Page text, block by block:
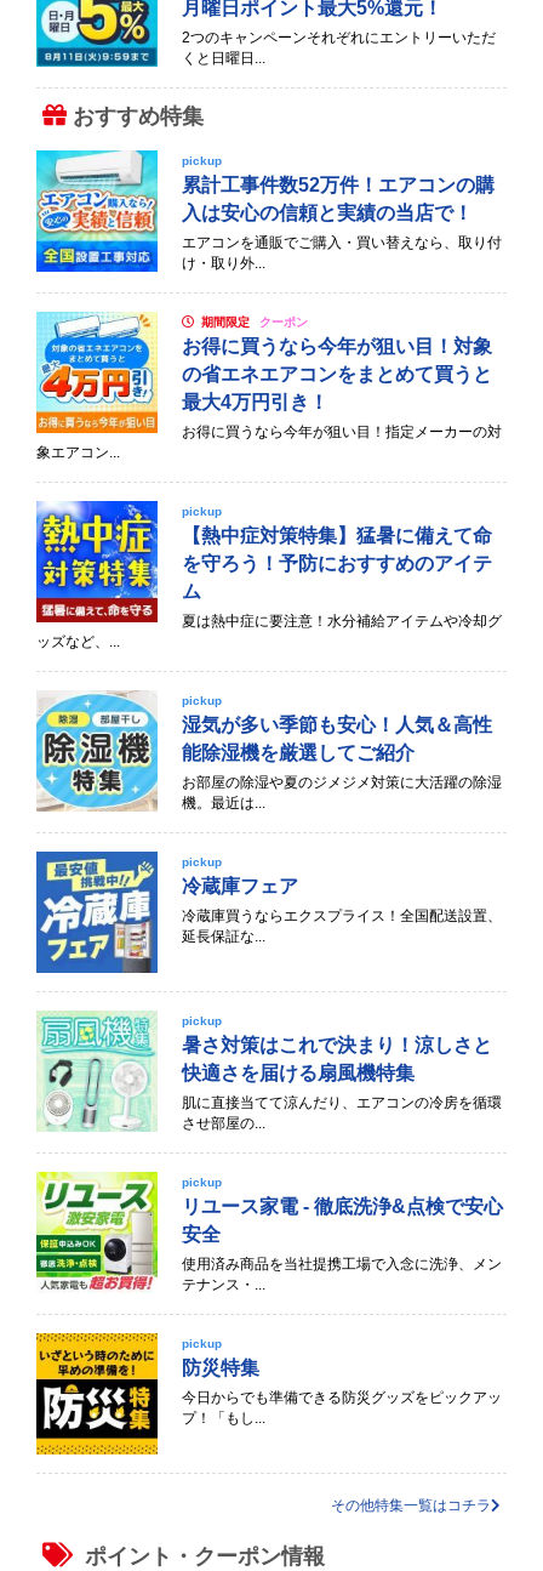
月曜日ポイント最大5%還元！
2つのキャンペーンそれぞれにエントリーいただ
くと日曜日...
おすすめ特集
pickup
累計工事件数52万件！エアコンの購
入は安心の信頼と実績の当店で！
エアコンを通販でご購入・買い替えなら、取り付
け・取り外...
期間限定 クーポン
お得に買うなら今年が狙い目！対象
の省エネエアコンをまとめて買うと
最大4万円引き！
お得に買うなら今年が狙い目！指定メーカーの対
象エアコン...
pickup
【熱中症対策特集】猛暑に備えて命
を守ろう！予防におすすめのアイテ
ム
夏は熱中症に要注意！水分補給アイテムや冷却グ
ッズなど、...
pickup
湿気が多い季節も安心！人気＆高性
能除湿機を厳選してご紹介
お部屋の除湿や夏のジメジメ対策に大活躍の除湿
機。最近は...
pickup
冷蔵庫フェア
冷蔵庫買うならエクスプライス！全国配送設置、
延長保証な...
pickup
暑さ対策はこれで決まり！涼しさと
快適さを届ける扇風機特集
肌に直接当てて涼んだり、エアコンの冷房を循環
させ部屋の...
pickup
リユース家電 - 徹底洗浄&点検で安心
安全
使用済み商品を当社提携工場で入念に洗浄、メン
テナンス・...
pickup
防災特集
今日からでも準備できる防災グッズをピックアッ
プ！「もし...
その他特集一覧はコチラ
ポイント・クーポン情報